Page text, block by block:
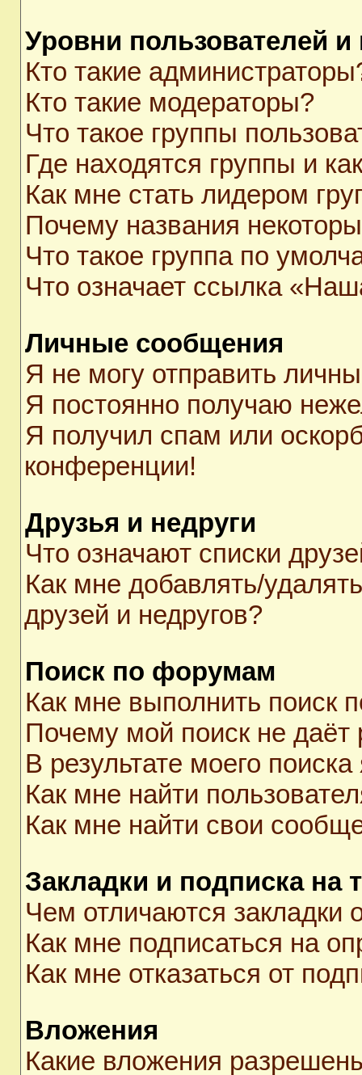
Уровни пользователей и
Кто такие
Кто такие модераторы?
Что такое группы
Где находятся группы и
Как мне стать лидером
Почему названия
Что такое группа по
Что означает ссылка
Личные сообщения
Я не могу отправить
Я постоянно получаю
Я получил спам или
конференции!
Друзья и недруги
Что означают списки
Как мне добавлять/
друзей и недругов?
Поиск по форумам
Как мне выполнить
Почему мой поиск не даёт
В результате моего
Как мне найти
Как мне найти свои
Закладки и подписка на
Чем отличаются закладки
Как мне подписаться на
Как мне отказаться от
Вложения
Какие вложения